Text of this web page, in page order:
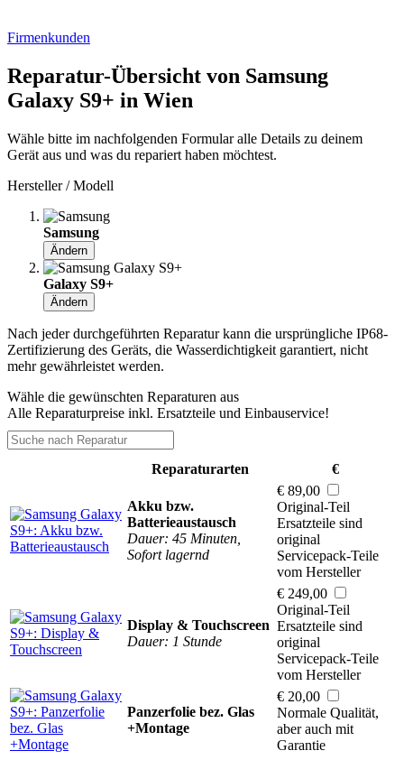
Firmenkunden
Reparatur-Übersicht von Samsung
Galaxy S9+ in Wien
Wähle bitte im nachfolgenden Formular alle Details zu deinem
Gerät aus und was du repariert haben möchtest.
Hersteller / Modell
Samsung
Ändern
Galaxy S9+
Ändern
Nach jeder durchgeführten Reparatur kann die ursprüngliche IP68-
Zertifizierung des Geräts, die Wasserdichtigkeit garantiert, nicht
mehr gewährleistet werden.
Wähle die gewünschten Reparaturen aus
Alle Reparaturpreise inkl. Ersatzteile und Einbauservice!
Reparaturarten €
Akku bzw.
Batterieaustausch
Dauer: 45 Minuten,
Sofort lagernd
€ 89,00
Original-Teil
Ersatzteile sind
original
Servicepack-Teile
vom Hersteller
Display & Touchscreen
Dauer: 1 Stunde
€ 249,00
Original-Teil
Ersatzteile sind
original
Servicepack-Teile
vom Hersteller
Panzerfolie bez. Glas
+Montage
€ 20,00
Normale Qualität,
aber auch mit
Garantie